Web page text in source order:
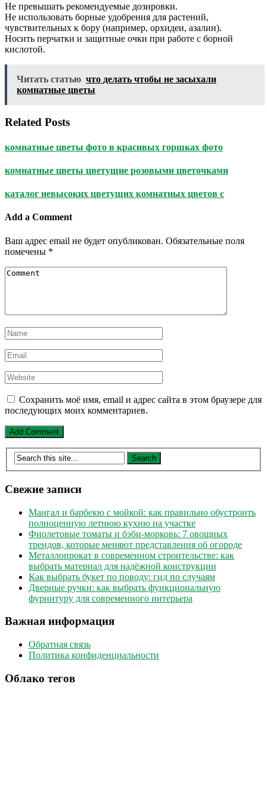
Не превышать рекомендуемые дозировки.
Не использовать борные удобрения для растений,
чувствительных к бору (например, орхидеи, азалии).
Носить перчатки и защитные очки при работе с борной
кислотой.
Читать статью что делать чтобы не засыхали
комнатные цветы
Related Posts
комнатные цветы фото в красивых горшках фото
комнатные цветы цветущие розовыми цветочками
каталог невысоких цветущих комнатных цветов с
Add a Comment
Ваш адрес email не будет опубликован. Обязательные поля
помечены *
Сохранить моё имя, email и адрес сайта в этом браузере для
последующих моих комментариев.
Свежие записи
Мангал и барбекю с мойкой: как правильно обустроить
полноценную летнюю кухню на участке
Фиолетовые томаты и бэби-морковь: 7 овощных
трендов, которые меняют представления об огороде
Металлопрокат в современном строительстве: как
выбрать материал для надёжной конструкции
Как выбрать букет по поводу: гид по случаям
Дверные ручки: как выбрать функциональную
фурнитуру для современного интерьера
Важная информация
Обратная связь
Политика конфиденциальности
Облако тегов